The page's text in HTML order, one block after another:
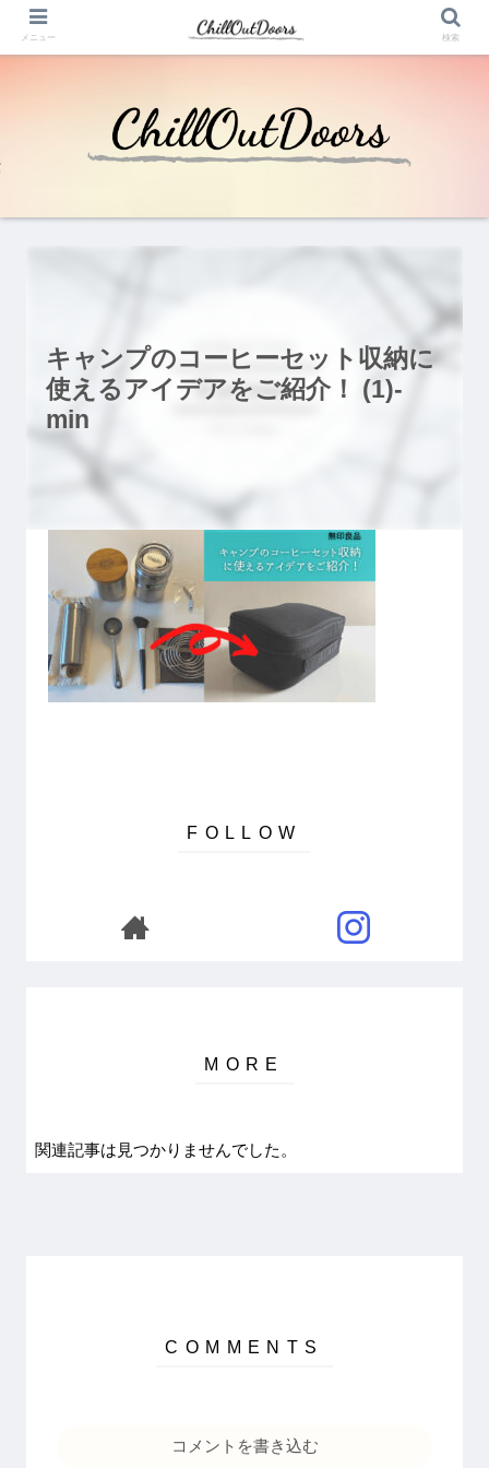
キャンプのコーヒーセット収納に
使えるアイデアをご紹介！ (1)-
min
関連記事は見つかりませんでした。
コメントを書き込む
メニュー 検索